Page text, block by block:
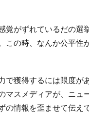
覚がずれているだの選
この時、なんか公平性
で獲得するには限度が
マスメディアが、ニュ
の情報を歪ませて伝え